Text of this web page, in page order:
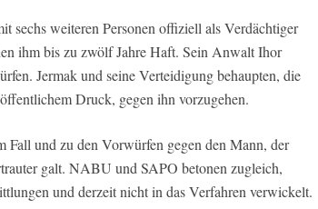
sechs weiteren Personen offiziell als Verdächtiger
ihm bis zu zwölf Jahre Haft. Sein Anwalt Ihor
Jermak und seine Verteidigung behaupten, die
Druck, gegen ihn vorzugehen.
Fall und zu den Vorwürfen gegen den Mann, der
galt. NABU und SAPO betonen zugleich,
und derzeit nicht in das Verfahren verwickelt.